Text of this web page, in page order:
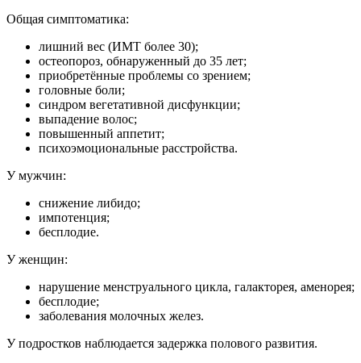
Общая симптоматика:
лишний вес (ИМТ более 30);
остеопороз, обнаруженный до 35 лет;
приобретённые проблемы со зрением;
головные боли;
синдром вегетативной дисфункции;
выпадение волос;
повышенный аппетит;
психоэмоциональные расстройства.
У мужчин:
снижение либидо;
импотенция;
бесплодие.
У женщин:
нарушение менструального цикла, галакторея, аменорея;
бесплодие;
заболевания молочных желез.
У подростков наблюдается задержка полового развития.